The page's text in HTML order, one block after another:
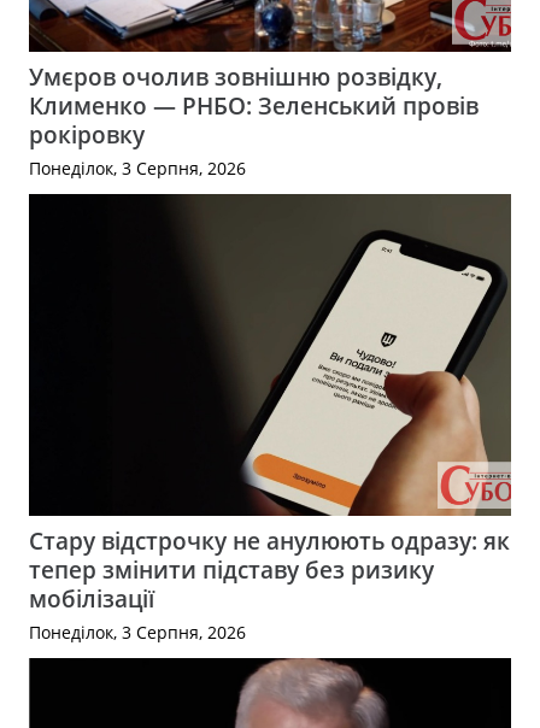
Умєров очолив зовнішню розвідку,
Клименко — РНБО: Зеленський провів
рокіровку
Понеділок, 3 Серпня, 2026
Стару відстрочку не анулюють одразу: як
тепер змінити підставу без ризику
мобілізації
Понеділок, 3 Серпня, 2026